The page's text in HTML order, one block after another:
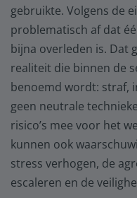
gebruikte. Volgens de
problematisch af dat
bijna overleden is. Dat
realiteit die binnen de
benoemd wordt: straf,
geen neutrale
risico’s mee voor het
kunnen ook
stress verhogen, de
escaleren en de